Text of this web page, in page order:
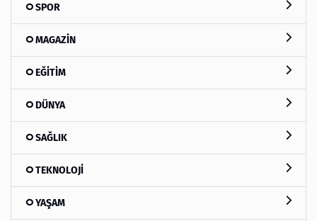
SPOR
MAGAZİN
EĞİTİM
DÜNYA
SAĞLIK
TEKNOLOJİ
YAŞAM